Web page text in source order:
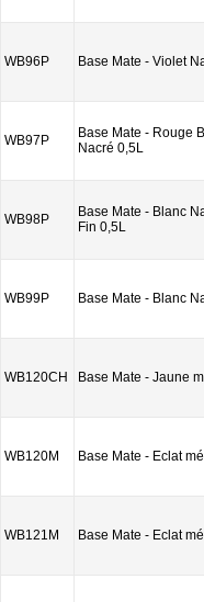
WB96P Base Mate - Violet
WB97P
Base Mate - Rouge
Nacré 0,5L
WB98P
Base Mate - Blanc
Fin 0,5L
WB99P Base Mate - Blanc
WB120CH Base Mate - Jaune
WB120M Base Mate - Eclat
WB121M Base Mate - Eclat